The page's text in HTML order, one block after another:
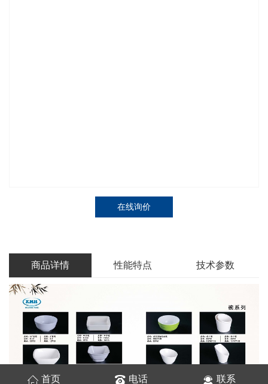
在线询价
商品详情 性能特点 技术参数
首页 电话 联系